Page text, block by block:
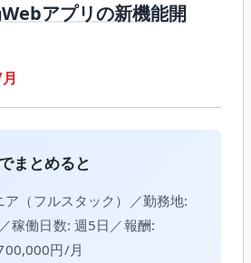
アプリの新機能開
まとめると
ア（フルスタック）／勤務地:
稼働日数: 週5日／報酬:
円/月